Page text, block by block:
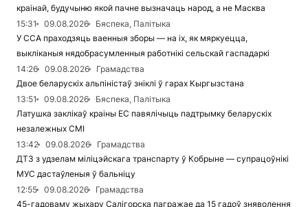
краінай, будучыню якой пачне вызначаць народ, а не Масква
15:31
09.08.2026
Бяспека, Палітыка
У ССА праходзяць ваенныя зборы — на іх, як мяркуецца,
выкліканыя нядобрасумленныя работнікі сельскай гаспадаркі
14:26
09.08.2026
Грамадства
Двое беларускіх альпіністаў зніклі ў гарах Кыргызстана
13:51
09.08.2026
Бяспека, Палітыка
Латушка заклікаў краіны ЕС павялічыць падтрымку беларускіх
незалежных СМІ
13:42
09.08.2026
Грамадства
ДТЗ з удзелам міліцэйскага транспарту ў Кобрыне — супрацоўнікі
МУС дастаўленыя ў бальніцу
12:55
09.08.2026
Грамадства
45-гадоваму жыхару Салігорска пагражае да 15 гадоў зняволення